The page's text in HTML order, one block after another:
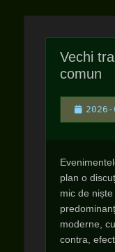
Vechi
comun
Posted
on
plan o
mic de
moderne,
contra,